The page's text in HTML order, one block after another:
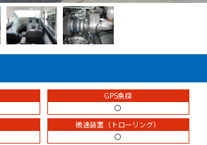
GPS魚探
〇
微速装置（トローリング）
〇